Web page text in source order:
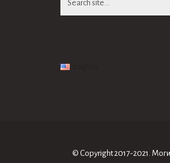
for:
© Copyright 2017-2021.